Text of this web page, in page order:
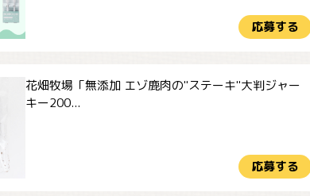
応募する
花畑牧場「無添加 エゾ鹿肉の"ステーキ"大判ジャー
キー200...
応募する